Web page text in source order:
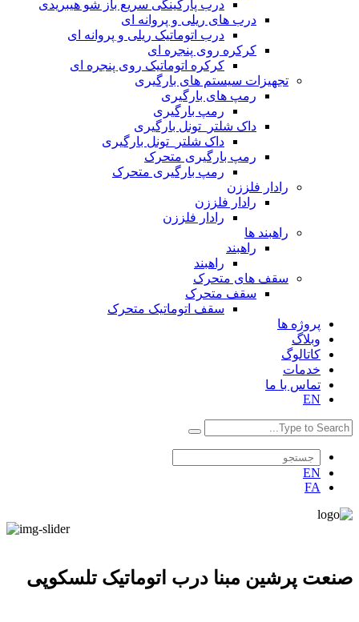
درب پارکینگی سریع باز شو هیبریدی
درب های ریلی و پروانه ای
درب اتوماتیک ریلی و پروانه ای
کرکره روی پنجره ای
کرکره اتوماتیک روی پنجره ای
تجهیزات سیستم های بارگیری
رمپ های بارگیری
رمپ بارگیری
داک شلتر_تونل بارگیری
داک شلتر_تونل بارگیری
رمپ بارگیری متحرک
رمپ بارگیری متحرک
رادار فلززن
رادار فلززن
رادار فلززن
راهبند ها
راهبند
راهبند
سقف های متحرک
سقف متحرک
سقف اتوماتیک متحرک
پروژه ها
وبلاگ
کاتالوگ
خدمات
تماس با ما
EN
EN
FA
صنعت پرشین مبنا درب اتوماتیک تلسکوپی